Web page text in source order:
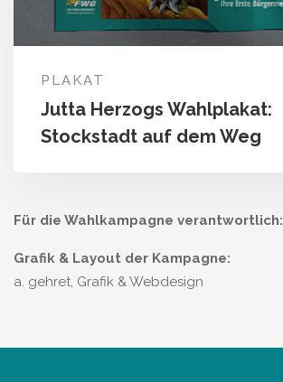
PLAKAT
Jutta Herzogs Wahlplakat:
Stockstadt auf dem Weg
Für die Wahlkampagne verantwortlich:
Grafik & Layout der Kampagne:
a. gehret, Grafik & Webdesign